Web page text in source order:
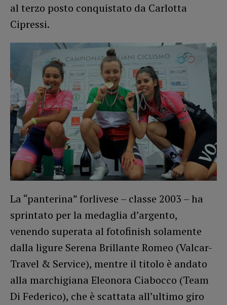
al terzo posto conquistato da Carlotta
Cipressi.
La “panterina” forlivese – classe 2003 – ha
sprintato per la medaglia d’argento,
venendo superata al fotofinish solamente
dalla ligure Serena Brillante Romeo (Valcar-
Travel & Service), mentre il titolo è andato
alla marchigiana Eleonora Ciabocco (Team
Di Federico), che è scattata all’ultimo giro